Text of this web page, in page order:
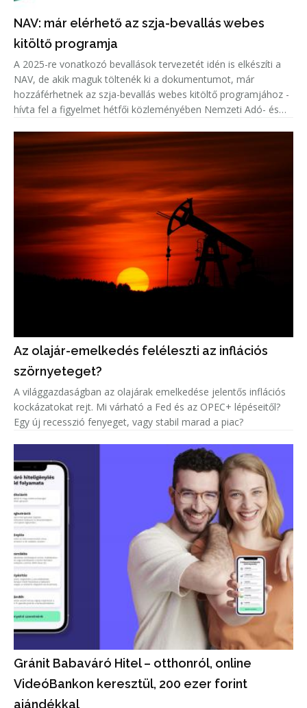
NAV: már elérhető az szja-bevallás webes
kitöltő programja
A 2025-re vonatkozó bevallások tervezetét idén is elkészíti a
NAV, de akik maguk töltenék ki a dokumentumot, már
hozzáférhetnek az szja-bevallás webes kitöltő programjához -
hívta fel a figyelmet hétfői közleményében Nemzeti Adó- és
Az olajár-emelkedés feléleszti az inflációs
szörnyeteget?
A világgazdaságban az olajárak emelkedése jelentős inflációs
kockázatokat rejt. Mi várható a Fed és az OPEC+ lépéseitől?
Egy új recesszió fenyeget, vagy stabil marad a piac?
Gránit Babaváró Hitel – otthonról, online
VideóBankon keresztül, 200 ezer forint
ajándékkal